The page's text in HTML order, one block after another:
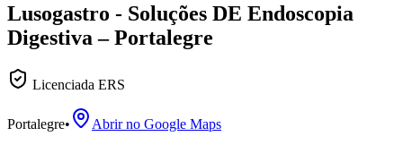
Lusogastro - Soluções DE Endoscopia
Digestiva – Portalegre
Licenciada ERS
Portalegre• Abrir no Google Maps